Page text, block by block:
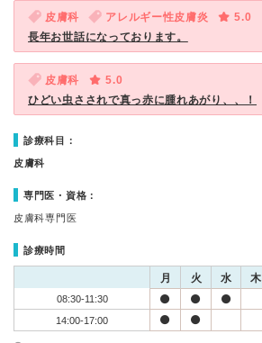
皮膚科 アレルギー性皮膚炎
5.0
長年お世話になっております。
皮膚科
5.0
ひどい虫さされで真っ赤に腫れあがり、、！
診療科目：
皮膚科
専門医・資格：
皮膚科専門医
診療時間
月 火 水 木
08:30-11:30
14:00-17:00